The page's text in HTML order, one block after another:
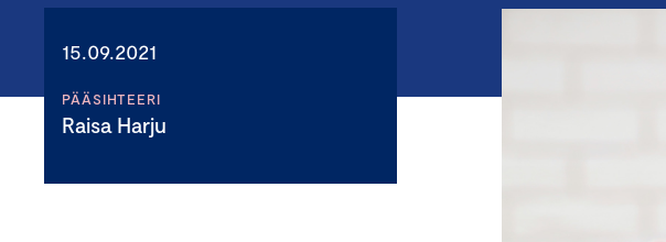
15.09.2021
PÄÄSIHTEERI
Raisa Harju